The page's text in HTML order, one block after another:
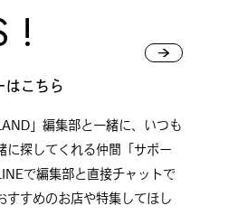
!
はこちら
」編集部と一緒に、いつも
に探してくれる仲間「サポー
で編集部と直接チャットで
すすめのお店や特集してほし